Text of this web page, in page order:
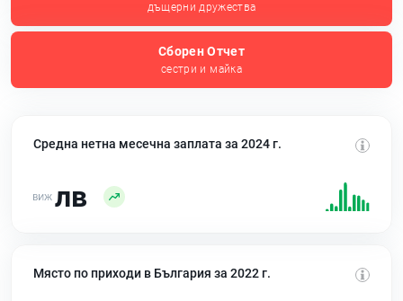
дъщерни дружества
Сборен Отчет
сестри и майка
Средна нетна месечна заплата за 2024 г.
лв
Място по приходи в България за 2022 г.